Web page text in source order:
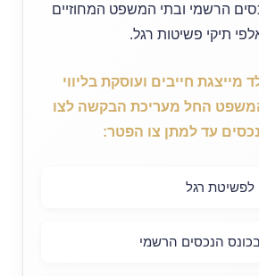
הרשמי ובתי המשפט המחוזיים
תיקי פשיטות רגל.
מייצגת חייבים ועוסקת בליווי
החל מעריכת הבקשה לצו
נכסים עד למתן צו הפטר:
רגל
הנכסים הרשמי